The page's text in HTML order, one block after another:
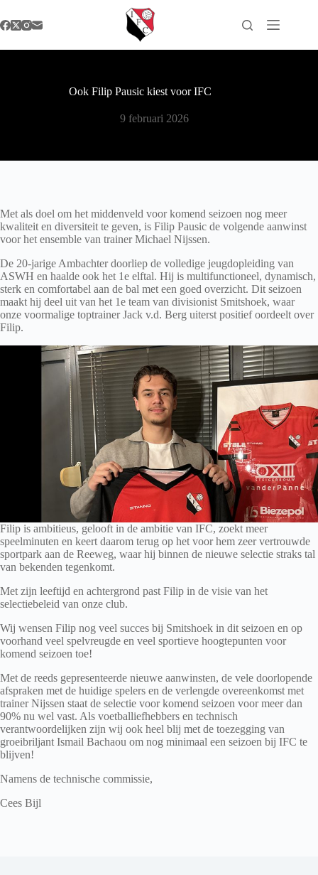
naar
de
Ook Filip Pausic kiest voor IFC
9 februari 2026
Met als doel om het middenveld voor komend seizoen nog meer
kwaliteit en diversiteit te geven, is Filip Pausic de volgende aanwinst
voor het ensemble van trainer Michael Nijssen.
De 20-jarige Ambachter doorliep de volledige jeugdopleiding van
ASWH en haalde ook het 1e elftal. Hij is multifunctioneel, dynamisch,
sterk en comfortabel aan de bal met een goed overzicht. Dit seizoen
maakt hij deel uit van het 1e team van divisionist Smitshoek, waar
onze voormalige toptrainer Jack v.d. Berg uiterst positief oordeelt over
Filip.
Filip is ambitieus, gelooft in de ambitie van IFC, zoekt meer
speelminuten en keert daarom terug op het voor hem zeer vertrouwde
sportpark aan de Reeweg, waar hij binnen de nieuwe selectie straks tal
van bekenden tegenkomt.
Met zijn leeftijd en achtergrond past Filip in de visie van het
selectiebeleid van onze club.
Wij wensen Filip nog veel succes bij Smitshoek in dit seizoen en op
voorhand veel spelvreugde en veel sportieve hoogtepunten voor
komend seizoen toe!
Met de reeds gepresenteerde nieuwe aanwinsten, de vele doorlopende
afspraken met de huidige spelers en de verlengde overeenkomst met
trainer Nijssen staat de selectie voor komend seizoen voor meer dan
90% nu wel vast. Als voetballiefhebbers en technisch
verantwoordelijken zijn wij ook heel blij met de toezegging van
groeibriljant Ismail Bachaou om nog minimaal een seizoen bij IFC te
blijven!
Namens de technische commissie,
Cees Bijl